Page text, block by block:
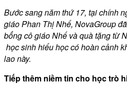
Bước sang năm thứ 17, tại chính
giáo Phan Thị Nhế, NovaGroup
bổng cô giáo Nhế và quà tặng từ
học sinh hiếu học có hoàn cảnh
lao này.
Tiếp thêm niềm tin cho học trò